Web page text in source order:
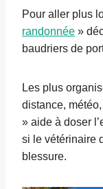
Pour aller plus
randonnée »
baudriers de
Les plus
distance,
» aide à doser
si le vétérinaire
blessure.